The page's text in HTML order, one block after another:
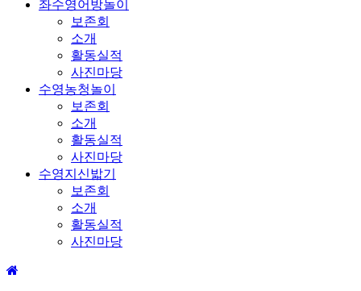
좌수영어방놀이
보존회
소개
활동실적
사진마당
수영농청놀이
보존회
소개
활동실적
사진마당
수영지신밟기
보존회
소개
활동실적
사진마당